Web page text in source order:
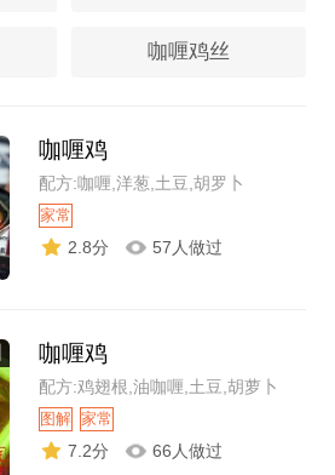
咖喱鸡丝
咖喱鸡
配方:咖喱,洋葱,土豆,胡罗卜
家常
2.8分 57人做过
咖喱鸡
配方:鸡翅根,油咖喱,土豆,胡萝卜
图解 家常
7.2分 66人做过